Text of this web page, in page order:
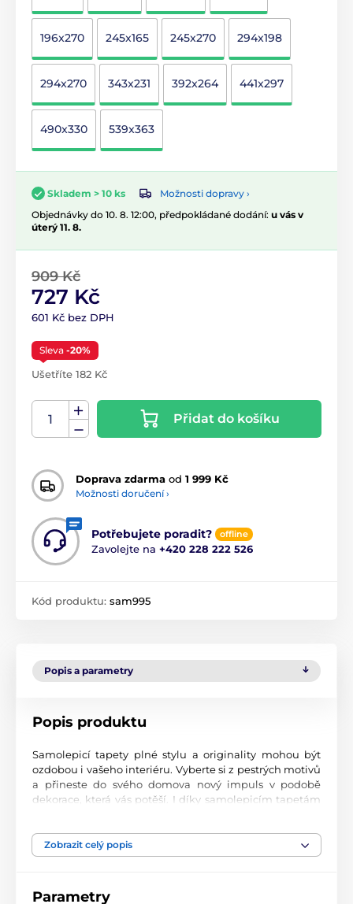
196x270 245x165 245x270 294x198
294x270 343x231 392x264 441x297
490x330 539x363
Skladem > 10 ks
Možnosti dopravy ›
Objednávky do 10. 8. 12:00, předpokládané dodání: u vás v
úterý 11. 8.
909 Kč
727 Kč
601 Kč bez DPH
Sleva -20%
Ušetříte 182 Kč
Přidat do košíku
Doprava zdarma od 1 999 Kč
Možnosti doručení ›
Potřebujete poradit? offline
Zavolejte na +420 228 222 526
Kód produktu: sam995
Popis a parametry
Popis produktu
Samolepicí tapety plné stylu a originality mohou být
ozdobou i vašeho interiéru. Vyberte si z pestrých motivů
a přineste do svého domova nový impuls v podobě
dekorace, která vás potěší. I díky samolepicím tapetám
Perfektní tiskové zpracování
materiál s jemným povrchem a matným vzhledem. Tisk
Zobrazit celý popis
Parametry